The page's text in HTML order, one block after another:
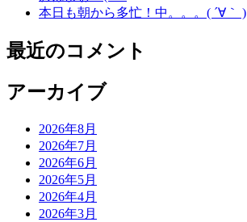
本日も朝から多忙！中。。。( ´∀｀ )
最近のコメント
アーカイブ
2026年8月
2026年7月
2026年6月
2026年5月
2026年4月
2026年3月